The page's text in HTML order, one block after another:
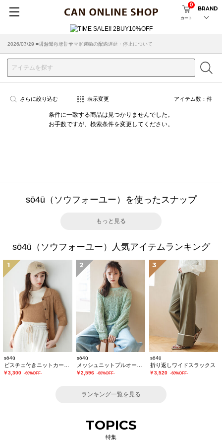
カート
0
BRAND
2026/07/29 ■【お知らせ】ヤマト運輸の配送遅延・停止について
2026/03/18 ■店舗受け取りサービスのご案内
さらに絞り込む 表示変更 アイテム数： 件
条件に一致する商品は見つかりませんでした。
お手数ですが、検索条件を変更してください。
sō4ū（ソウフォーユー）を使ったスナップ
もっと見る
sō4ū（ソウフォーユー）人気アイテムランキング
1
sō4ū
￥3,300 -60%OFF-
2
sō4ū
￥2,596 -60%OFF-
3
sō4ū
折り返しワイドスラックス
￥3,520 -60%OFF-
ランキング一覧を見る
TOPICS
特集